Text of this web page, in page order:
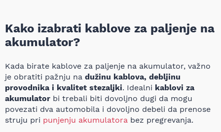
Kako izabrati kablove za paljenje na
akumulator?
Kada birate kablove za paljenje na akumulator, važno
je obratiti pažnju na dužinu kablova, debljinu
provodnika i kvalitet stezaljki. Idealni kablovi za
akumulator bi trebali biti dovoljno dugi da mogu
povezati dva automobila i dovoljno debeli da prenose
struju pri punjenju akumulatora bez pregrevanja.